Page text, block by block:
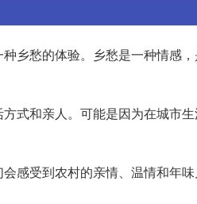
乡愁的体验。乡愁是一种情感
式和亲人。可能是因为在城市
感受到农村的亲情、温情和年